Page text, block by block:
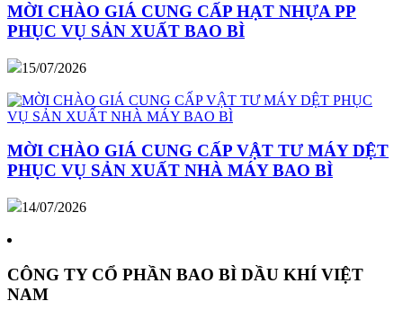
MỜI CHÀO GIÁ CUNG CẤP HẠT NHỰA PP
PHỤC VỤ SẢN XUẤT BAO BÌ
15/07/2026
MỜI CHÀO GIÁ CUNG CẤP VẬT TƯ MÁY DỆT
PHỤC VỤ SẢN XUẤT NHÀ MÁY BAO BÌ
14/07/2026
CÔNG TY CỔ PHẦN BAO BÌ DẦU KHÍ VIỆT
NAM